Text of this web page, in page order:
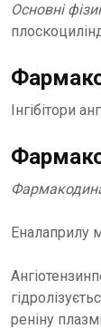
Основні
Інгібітори
Еналаприлу
реніну